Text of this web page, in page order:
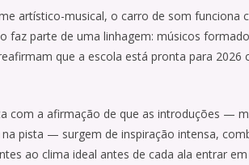
artístico-musical, o carro de som funciona
faz parte de uma linhagem: músicos
que a escola está pronta para 2026
com a afirmação de que as introduções —
pista — surgem de inspiração intensa,
ao clima ideal antes de cada ala entrar